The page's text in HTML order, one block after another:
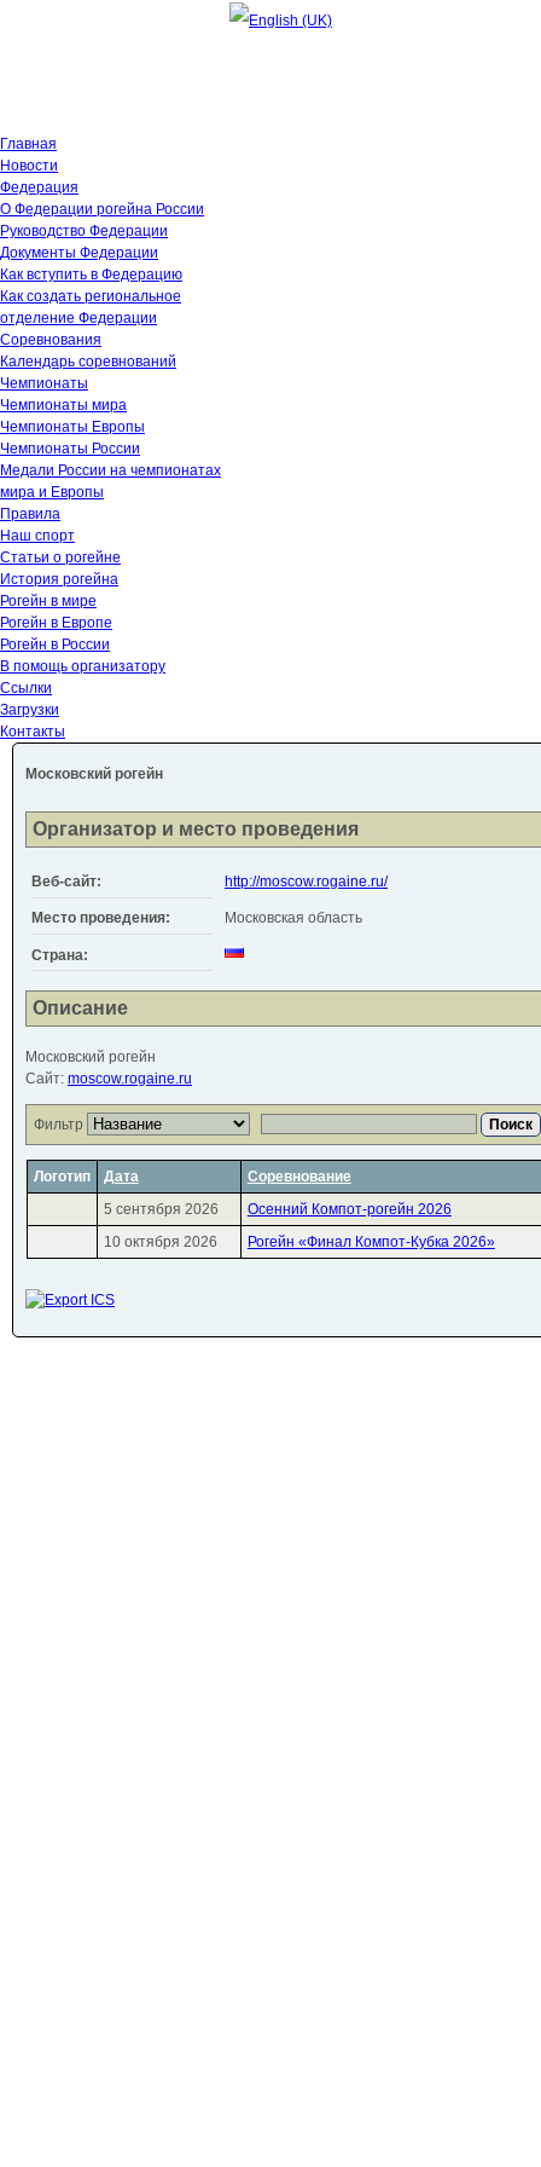
Главная
Новости
Федерация
О Федерации рогейна России
Руководство Федерации
Документы Федерации
Как вступить в Федерацию
Как создать региональное
отделение Федерации
Соревнования
Календарь соревнований
Чемпионаты
Чемпионаты мира
Чемпионаты Европы
Чемпионаты России
Медали России на чемпионатах
мира и Европы
Правила
Наш спорт
Статьи о рогейне
История рогейна
Рогейн в мире
Рогейн в Европе
Рогейн в России
В помощь организатору
Ссылки
Загрузки
Контакты
Московский рогейн
Организатор и место проведения
Веб-сайт: http://moscow.rogaine.ru/
Место проведения: Московская область
Страна:
Описание
Московский рогейн
Сайт: moscow.rogaine.ru
Фильтр Поиск
Логотип Дата
Соревнование
5 сентября 2026
Осенний Компот-рогейн 2026
10 октября 2026
Рогейн «Финал Компот-Кубка 2026»